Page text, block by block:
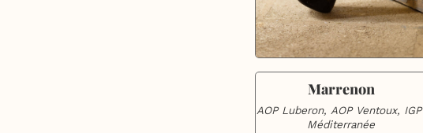
Marrenon
AOP Luberon, AOP Ventoux, IGP
Méditerranée